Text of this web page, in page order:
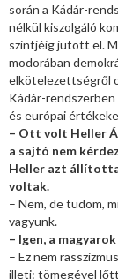
során a Kádár-
nélkül kiszolgáló
szintjéig jutott el.
modorában
elkötelezettségről
Kádár-
és európai
– Ott volt Heller
a sajtó nem
Heller azt
voltak.
– Nem, de tudom,
vagyunk.
– Igen, a
– Ez nem
illeti: tömegével